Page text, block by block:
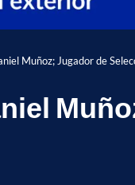
Muñoz; Jugador de